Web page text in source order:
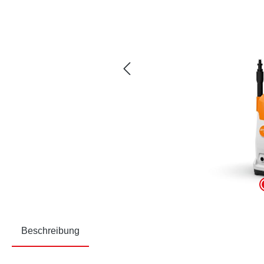
Beschreibung